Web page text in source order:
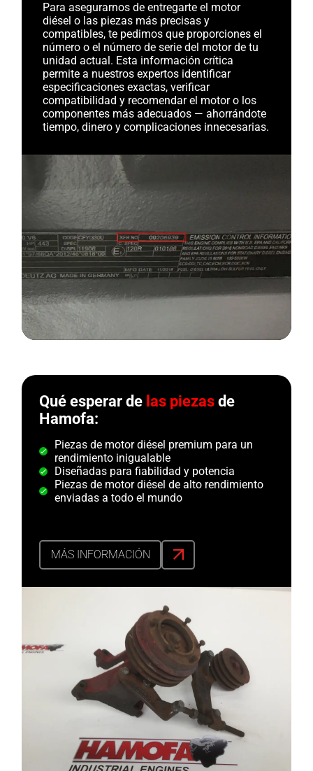
Para asegurarnos de entregarte el motor
diésel o las piezas más precisas y
compatibles, te pedimos que proporciones el
número o el número de serie del motor de tu
unidad actual. Esta información crítica
permite a nuestros expertos identificar
especificaciones exactas, verificar
compatibilidad y recomendar el motor o los
componentes más adecuados — ahorrándote
tiempo, dinero y complicaciones innecesarias.
Qué esperar de las piezasde
Hamofa:
Piezas de motor diésel premium para un
rendimiento inigualable
Diseñadas para fiabilidad y potencia
Piezas de motor diésel de alto rendimiento
enviadas a todo el mundo
MÁS INFORMACIÓN